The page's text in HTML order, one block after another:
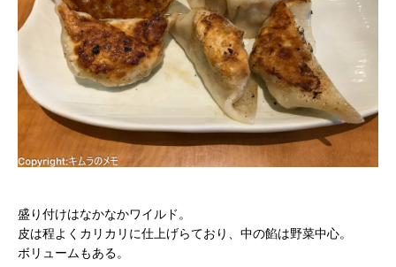
盛り付けはなかなかワイルド。
皮は程よくカリカリに仕上げらており、中の餡は野菜中心。
ボリュームもある。